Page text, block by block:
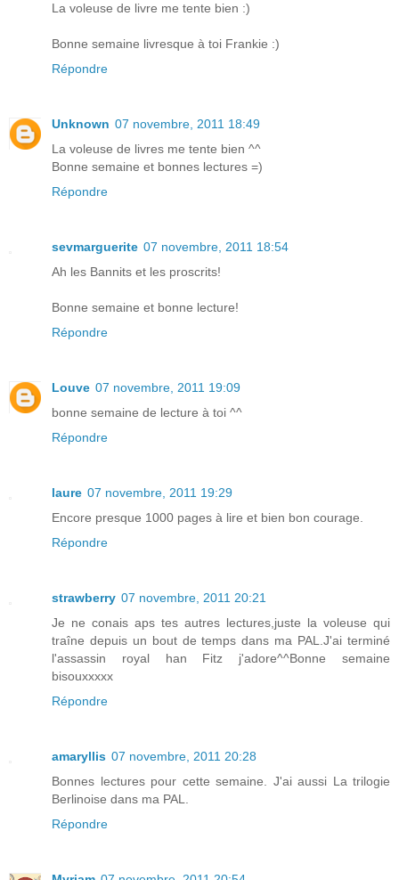
La voleuse de livre me tente bien :)
Bonne semaine livresque à toi Frankie :)
Répondre
Unknown 07 novembre, 2011 18:49
La voleuse de livres me tente bien ^^
Bonne semaine et bonnes lectures =)
Répondre
sevmarguerite 07 novembre, 2011 18:54
Ah les Bannits et les proscrits!
Bonne semaine et bonne lecture!
Répondre
Louve 07 novembre, 2011 19:09
bonne semaine de lecture à toi ^^
Répondre
laure 07 novembre, 2011 19:29
Encore presque 1000 pages à lire et bien bon courage.
Répondre
strawberry 07 novembre, 2011 20:21
Je ne conais aps tes autres lectures,juste la voleuse qui
traîne depuis un bout de temps dans ma PAL.J'ai terminé
l'assassin royal han Fitz j'adore^^Bonne semaine
bisouxxxxx
Répondre
amaryllis 07 novembre, 2011 20:28
Bonnes lectures pour cette semaine. J'ai aussi La trilogie
Berlinoise dans ma PAL.
Répondre